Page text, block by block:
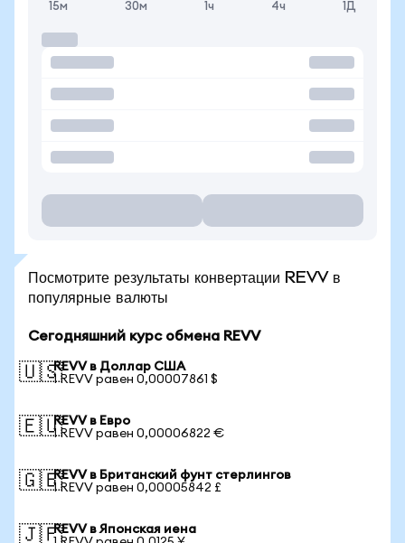
15м 30м 1ч 4ч 1Д
Посмотрите результаты конвертации REVV в
популярные валюты
Сегодняшний курс обмена REVV
🇺🇸REVV в Доллар США
1 REVV равен 0,00007861 $
🇪🇺REVV в Евро
1 REVV равен 0,00006822 €
🇬🇧REVV в Британский фунт стерлингов
1 REVV равен 0,00005842 £
🇯🇵REVV в Японская иена